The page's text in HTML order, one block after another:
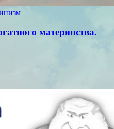
материнства.